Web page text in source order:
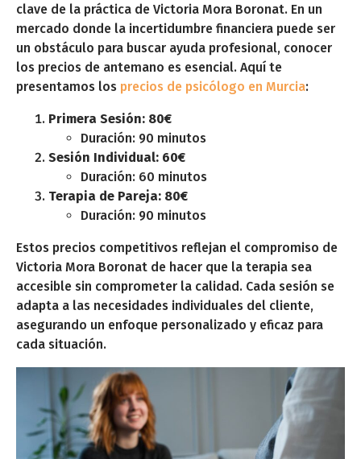
clave de la práctica de Victoria Mora Boronat. En un
mercado donde la incertidumbre financiera puede ser
un obstáculo para buscar ayuda profesional, conocer
los precios de antemano es esencial. Aquí te
presentamos los precios de psicólogo en Murcia:
Primera Sesión: 80€
Duración: 90 minutos
Sesión Individual: 60€
Duración: 60 minutos
Terapia de Pareja: 80€
Duración: 90 minutos
Estos precios competitivos reflejan el compromiso de
Victoria Mora Boronat de hacer que la terapia sea
accesible sin comprometer la calidad. Cada sesión se
adapta a las necesidades individuales del cliente,
asegurando un enfoque personalizado y eficaz para
cada situación.